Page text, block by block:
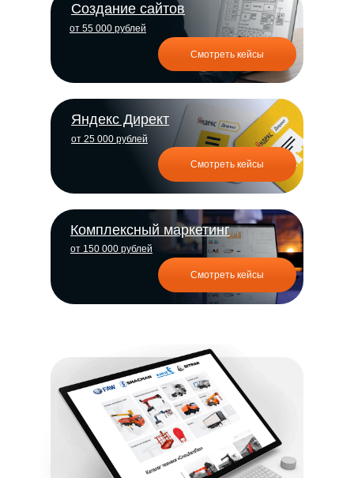
Яндекс Директ
от 25 000 рублей
Смотреть кейсы
Создание сайтов
от 55 000 рублей
Смотреть кейсы
Комплексный маркетинг
от 150 000 рублей
Смотреть кейсы